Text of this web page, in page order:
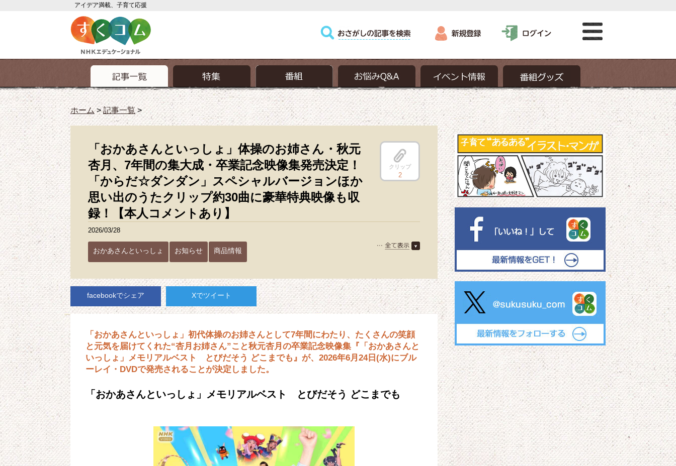
アイデア満載、子育て応援
ホーム>記事一覧>
「おかあさんといっしょ」体操のお姉さん・秋元杏月、7年間の集大成・卒業記念映像集発売決定！「からだ☆ダンダン」スペシャルバージョンほ
「おかあさんといっしょ」体操のお姉さん・秋元
杏月、7年間の集大成・卒業記念映像集発売決定！
「からだ☆ダンダン」スペシャルバージョンほか
思い出のうたクリップ約30曲に豪華特典映像も収
録！【本人コメントあり】
クリップ
2
2026/03/28
おかあさんといっしょ お知らせ 商品情報
facebookでシェア Xでツイート
「おかあさんといっしょ」初代体操のお姉さんとして7年間にわたり、たくさんの笑顔
と元気を届けてくれた“杏月お姉さん”こと秋元杏月の卒業記念映像集『「おかあさんと
いっしょ」メモリアルベスト とびだそう どこまでも』が、2026年6月24日(水)にブル
ーレイ・DVDで発売されることが決定しました。
「おかあさんといっしょ」メモリアルベスト とびだそう どこまでも